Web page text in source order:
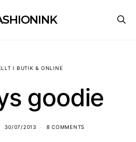
I BUTIK & ONLINE
goodie
30/07/2013 8 COMMENTS